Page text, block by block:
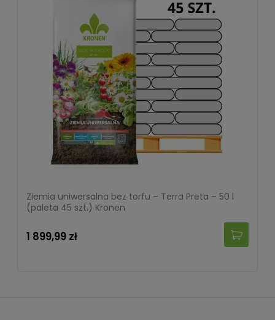
Ziemia uniwersalna bez torfu – Terra Preta – 50 l
(paleta 45 szt.) Kronen
1 899,99 zł